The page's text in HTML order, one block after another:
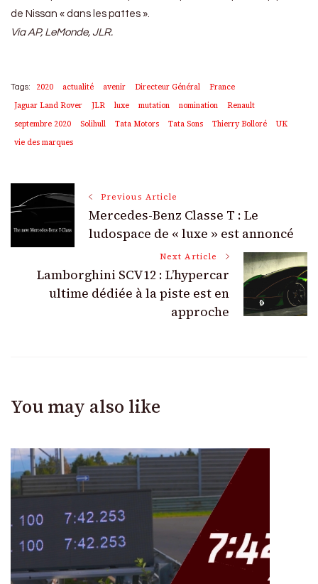
de Nissan « dans les pattes ».
Via AP, LeMonde, JLR.
Tags: 2020 actualité avenir Directeur Général
France
Jaguar Land Rover
JLR luxe mutation nomination
Renault
septembre 2020
Solihull Tata Motors Tata Sons Thierry Bolloré
UK
vie des marques
Post
Navigation
Previous Article
Mercedes-Benz Classe T : Le
ludospace de « luxe » est annoncé
Next Article
Lamborghini SCV12 : L’hypercar
ultime dédiée à la piste est en
approche
You may also like